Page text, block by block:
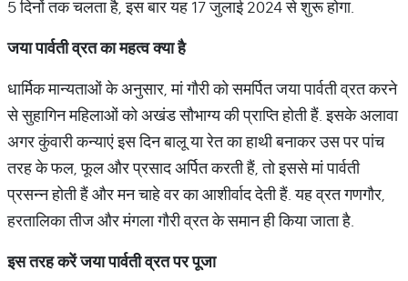
5 दिनों तक चलता है, इस बार यह 17 जुलाई 2024 से शुरू होगा.
जयापार्वतीव्रतकामहत्वक्याहै
धार्मिक मान्यताओं के अनुसार, मां गौरी को समर्पित जया पार्वती व्रत करने
से सुहागिन महिलाओं को अखंड सौभाग्य की प्राप्ति होती हैं. इसके अलावा
अगर कुंवारी कन्याएं इस दिन बालू या रेत का हाथी बनाकर उस पर पांच
तरह के फल, फूल और प्रसाद अर्पित करती हैं, तो इससे मां पार्वती
प्रसन्न होती हैं और मन चाहे वर का आशीर्वाद देती हैं. यह व्रत गणगौर,
हरतालिका तीज और मंगला गौरी व्रत के समान ही किया जाता है.
इसतरहकरेंजयापार्वतीव्रतपरपूजा